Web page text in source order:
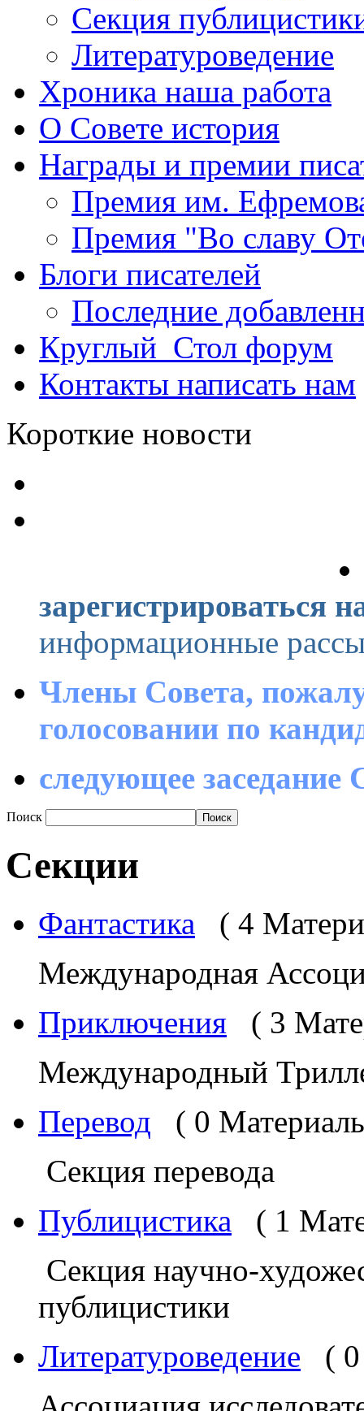
Секция
Литературоведение
Хроника наша работа
О Совете история
Награды и премии
Премия им.
Премия "Во славу
Блоги писателей
Последние
Круглый_Стол форум
Контакты написать нам
Короткие новости
зарегистрироваться
информационные
Члены Совета,
голосовании по
следующее заседание
Поиск
Секции
Фантастика
( 4
Международная
Приключения
( 3
Международный
Перевод
( 0
Секция перевода
Публицистика
( 1
Секция научно-
публицистики
Литературоведение
(